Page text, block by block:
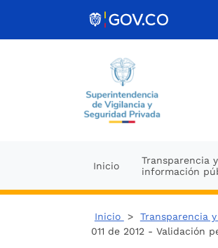
Inicio
Transparencia
información
Inicio > Transparencia
011 de 2012 - Validación